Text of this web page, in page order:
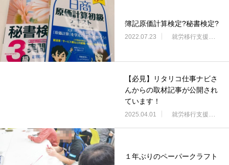
簿記原価計算検定?秘書検定?
2022.07.23 就労移行支援・ニコサービス城東センター
【必見】リタリコ仕事ナビさ
んからの取材記事が公開され
ています！
2025.04.01 就労移行支援・ニコサービス城東センター
１年ぶりのペーパークラフト